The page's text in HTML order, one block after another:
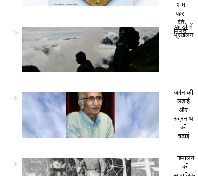
शाम
पहरा
देते
मिलता
पहाड़ो में
भूस्खलन
जर्मन की
लड़ाई
और
रुद्रनाथ
की
चढाई
हिमालय
की